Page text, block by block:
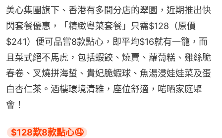
美心集團旗下、香港有多間分店的翠園，近期推出快
閃套餐優惠，「精緻粵菜套餐」只需$128（原價
$241）便可品嘗8款點心，即平均$16就有一籠，而
且菜式絕不馬虎，包括蝦餃、燒賣、蘿蔔糕、雞絲脆
春卷、叉燒拼海蜇、貴妃脆蝦球、魚湯浸娃娃菜及蛋
白杏仁茶。酒樓環境清雅，座位舒適，啱晒家庭聚
會！
$128歎8款點心🤤